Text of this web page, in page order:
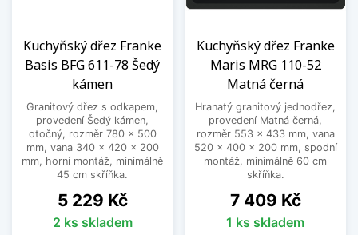
Kuchyňský dřez Franke
Basis BFG 611-78 Šedý
kámen
Granitový dřez s odkapem,
provedení Šedý kámen,
otočný, rozměr 780 x 500
mm, vana 340 x 420 x 200
mm, horní montáž, minimálně
45 cm skříňka.
Cena
5 229 Kč
2 ks skladem
Kuchyňský dřez Franke
Maris MRG 110-52
Matná černá
Hranatý granitový jednodřez,
provedení Matná černá,
rozměr 553 x 433 mm, vana
520 x 400 x 200 mm, spodní
montáž, minimálně 60 cm
skříňka.
Cena
7 409 Kč
1 ks skladem